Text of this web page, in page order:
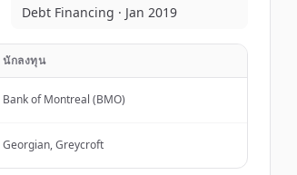
Debt Financing · Jan 2019
นักลงทุน
Bank of Montreal (BMO)
Georgian, Greycroft